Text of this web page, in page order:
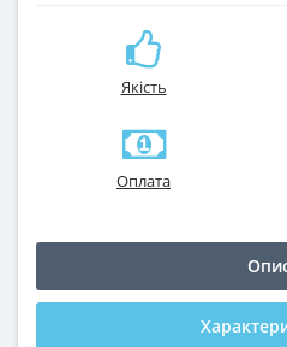
Якість
Оплата